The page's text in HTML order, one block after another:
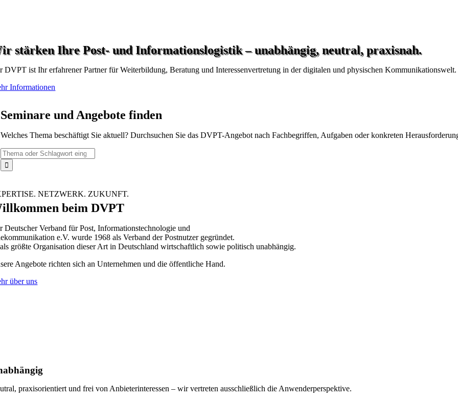
stärken Ihre Post- und Informationslogistik – unabhängig, neutral, praxisnah.
DVPT ist Ihr erfahrener Partner für Weiterbildung, Beratung und Interessenvertretung in der digitalen und physischen Kommunikationswelt.
Informationen
Seminare und Angebote finden
Welches Thema beschäftigt Sie aktuell? Durchsuchen Sie das DVPT-Angebot nach Fachbegriffen, Aufgaben oder konkreten
Search
for:
NETZWERK. ZUKUNFT.
beim DVPT
Deutscher Verband für Post, Informationstechnologie und
e.V. wurde 1968 als Verband der Postnutzer gegründet.
größte Organisation dieser Art in Deutschland wirtschaftlich sowie politisch unabhängig.
Angebote richten sich an Unternehmen und die öffentliche Hand.
über uns
praxisorientiert und frei von Anbieterinteressen – wir vertreten ausschließlich die Anwenderperspektive.